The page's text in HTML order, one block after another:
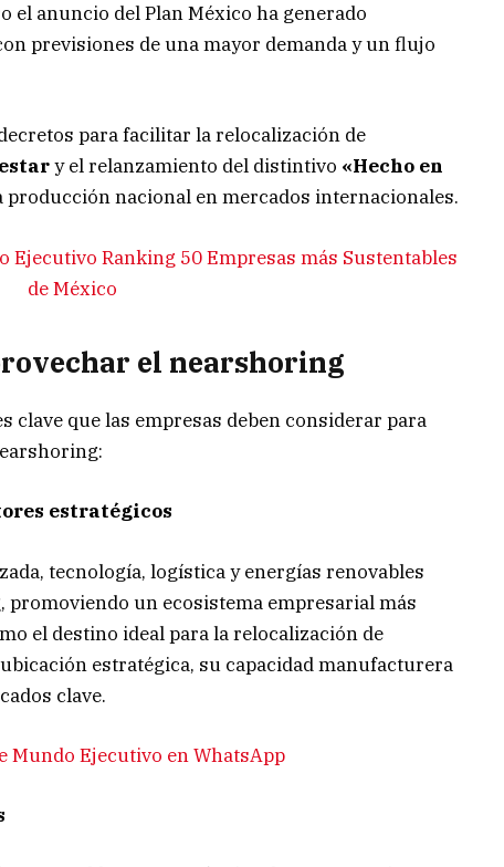
anuncio del Plan México ha generado
previsiones de una mayor demanda y un flujo
para facilitar la relocalización de
y el relanzamiento del distintivo «Hecho en
producción nacional en mercados internacionales.
Ejecutivo Ranking 50 Empresas más Sustentables
de México
el nearshoring
clave que las empresas deben considerar para
estratégicos
tecnología, logística y energías renovables
un ecosistema empresarial más
el destino ideal para la relocalización de
estratégica, su capacidad manufacturera
clave.
Mundo Ejecutivo en WhatsApp